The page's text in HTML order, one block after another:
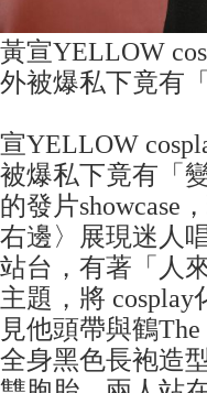
黃宣YELLOW
外被爆私下竟有
宣YELLOW
被爆私下竟有「
的發片showcase
右邊〉展現迷人
站台，有著「人
主題，將
見他頭帶與鶴
全身黑色長袍造